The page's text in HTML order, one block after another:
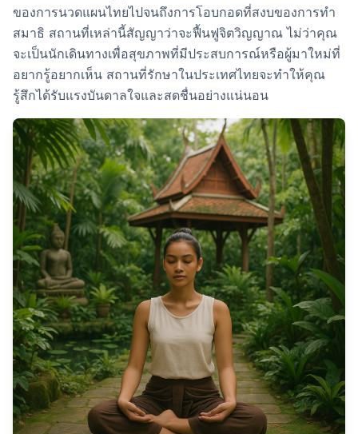
ของการนวดแผนไทยไปจนถึงการโอบกอดที่สงบของการทำ
สมาธิ สถานที่เหล่านี้สัญญาว่าจะฟื้นฟูจิตวิญญาณ ไม่ว่าคุณ
จะเป็นนักเดินทางเพื่อสุขภาพที่มีประสบการณ์หรือผู้มาใหม่ที่
อยากรู้อยากเห็น สถานที่รักษาในประเทศไทยจะทำให้คุณ
รู้สึกได้รับแรงบันดาลใจและสดชื่นอย่างแน่นอน